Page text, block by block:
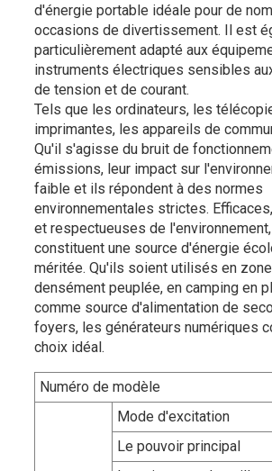
d'énergie portable idéale pour de
occasions de divertissement. Il est
particulièrement adapté aux
instruments électriques sensibles
de tension et de courant.
Tels que les ordinateurs, les
imprimantes, les appareils de
Qu'il s'agisse du bruit de
émissions, leur impact sur
faible et ils répondent à des normes
environnementales strictes.
et respectueuses de
constituent une source d'énergie
méritée. Qu'ils soient utilisés en
densément peuplée, en camping en
comme source d'alimentation de
foyers, les générateurs numériques
choix idéal.
Numéro de modèle
Mode d'excitation
Le pouvoir principal